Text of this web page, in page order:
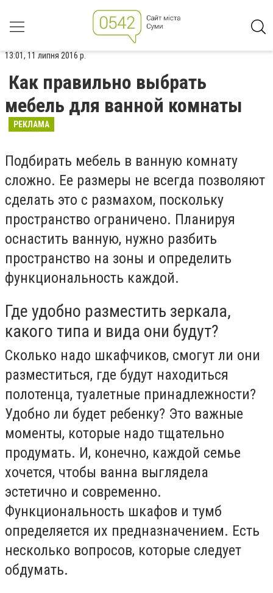
13:01, 11 липня 2016 р.
Как правильно выбрать
мебель для ванной комнаты
РЕКЛАМА
Подбирать мебель в ванную комнату
сложно. Ее размеры не всегда позволяют
сделать это с размахом, поскольку
пространство ограничено. Планируя
оснастить ванную, нужно разбить
пространство на зоны и определить
функциональность каждой.
Где удобно разместить зеркала,
какого типа и вида они будут?
Сколько надо шкафчиков, смогут ли они
разместиться, где будут находиться
полотенца, туалетные принадлежности?
Удобно ли будет ребенку? Это важные
моменты, которые надо тщательно
продумать. И, конечно, каждой семье
хочется, чтобы ванна выглядела
эстетично и современно.
Функциональность шкафов и тумб
определяется их предназначением. Есть
несколько вопросов, которые следует
обдумать.